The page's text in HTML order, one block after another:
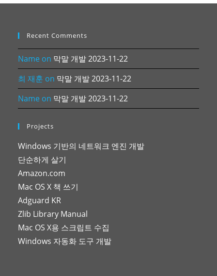
Recent Comments
Name on 막말 개발 2023-11-22
최 재훈 on 막말 개발 2023-11-22
Name on 막말 개발 2023-11-22
Projects
Windows 기반의 네트워크 엔진 개발
단순하게 살기
Amazon.com
Mac OS X 책 쓰기
Adguard KR
Zlib Library Manual
Mac OS X용 스크립트 수집
Windows 자동화 도구 개발